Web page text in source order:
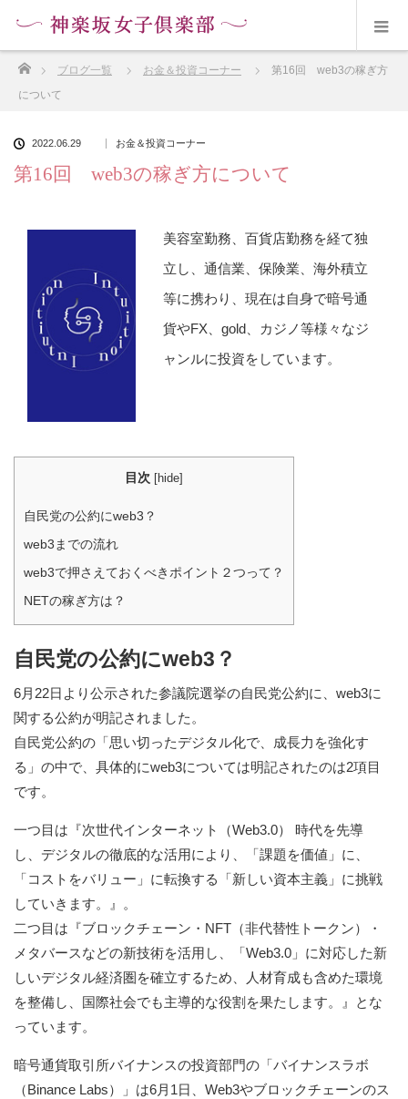
ブログ一覧 お金＆投資コーナー
第16回 web3の稼ぎ方
について
2022.06.29 お金＆投資コーナー
第16回 web3の稼ぎ方について
美容室勤務、百貨店勤務を経て独
立し、通信業、保険業、海外積立
等に携わり、現在は自身で暗号通
貨やFX、gold、カジノ等様々なジ
ャンルに投資をしています。
目次 [hide]
自民党の公約にweb3？
web3までの流れ
web3で押さえておくべきポイント２つって？
NETの稼ぎ方は？
自民党の公約にweb3？
6月22日より公示された参議院選挙の自民党公約に、web3に
関する公約が明記されました。
自民党公約の「思い切ったデジタル化で、成長力を強化す
る」の中で、具体的にweb3については明記されたのは2項目
です。
一つ目は『次世代インターネット（Web3.0） 時代を先導
し、デジタルの徹底的な活用により、「課題を価値」に、
「コストをバリュー」に転換する「新しい資本主義」に挑戦
していきます。』。
二つ目は『ブロックチェーン・NFT（非代替性トークン）・
メタバースなどの新技術を活用し、「Web3.0」に対応した新
しいデジタル経済圏を確立するため、人材育成も含めた環境
を整備し、国際社会でも主導的な役割を果たします。』とな
っています。
暗号通貨取引所バイナンスの投資部門の「バイナンスラボ
（Binance Labs）」は6月1日、Web3やブロックチェーンのス